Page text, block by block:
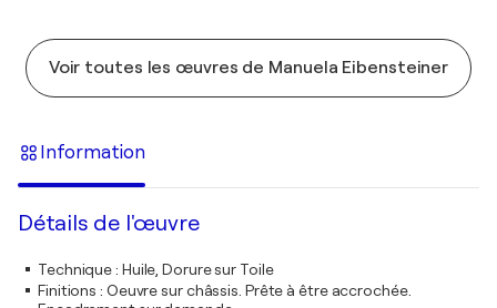
Voir toutes les œuvres de Manuela Eibensteiner
Information
Détails de l'œuvre
Technique: Huile, Dorure sur Toile
Finitions : Oeuvre sur châssis. Prête à être accrochée.